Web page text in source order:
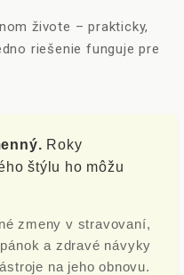
živote – prakticky,
riešenie funguje pre
Roky
štýlu ho môžu
zmeny v stravovaní,
a zdravé návyky
na jeho obnovu.